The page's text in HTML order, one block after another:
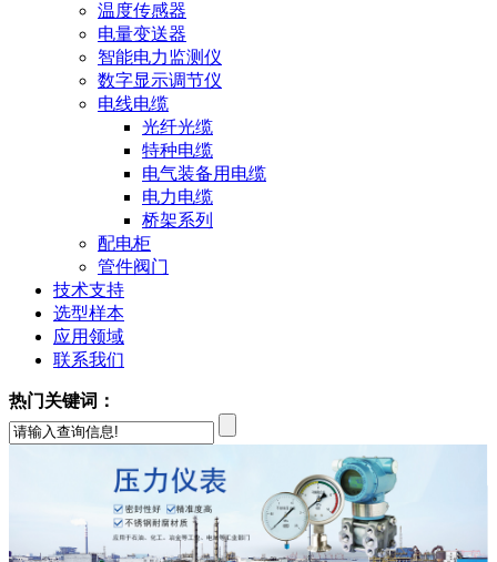
温度传感器
电量变送器
智能电力监测仪
数字显示调节仪
电线电缆
光纤光缆
特种电缆
电气装备用电缆
电力电缆
桥架系列
配电柜
管件阀门
技术支持
选型样本
应用领域
联系我们
热门关键词：